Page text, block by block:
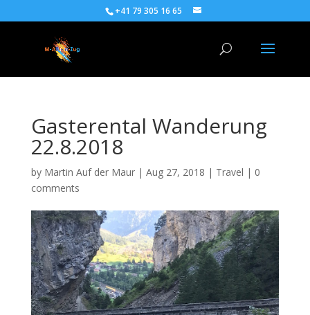
+41 79 305 16 65
Gasterental Wanderung
22.8.2018
by Martin Auf der Maur| Aug 27, 2018 | Travel | 0
comments